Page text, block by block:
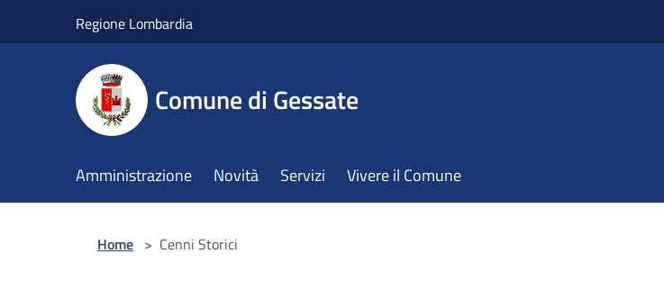
Regione Lombardia
Comune di Gessate
Amministrazione Novità Servizi Vivere il Comune
Home > Cenni Storici